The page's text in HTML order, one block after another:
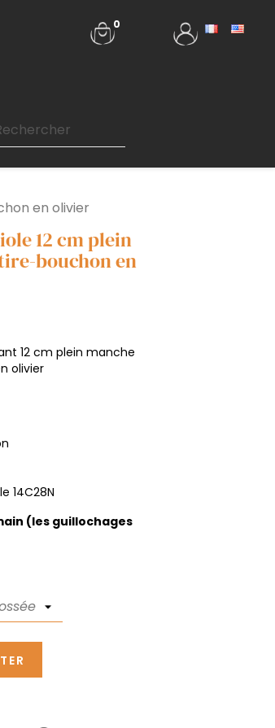
0
en olivier
12 cm plein
bouchon en
12 cm plein manche
olivier
14C28N
(les guillochages